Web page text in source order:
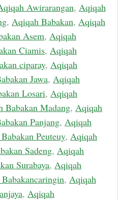
Awirarangan, Aqiqah
, Aqiqah Babakan, Aqiqah
Asem, Aqiqah
Ciamis, Aqiqah
ciparay, Aqiqah
Jawa, Aqiqah
Losari, Aqiqah
Babakan Madang, Aqiqah
Panjang, Aqiqah
Peuteuy, Aqiqah
Sadeng, Aqiqah
Surabaya, Aqiqah
, Aqiqah
, Aqiqah